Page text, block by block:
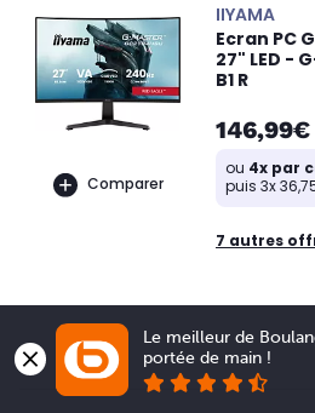
Comparer
IIYAMA
Ecran PC
27" LED -
B1 R
146,99€
ou 4x par
puis 3x
7 autres
Le meilleur de
portée de main !